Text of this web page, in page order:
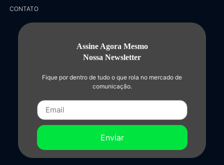
CONTATO
Assine Agora Mesmo
Nossa Newsletter
Fique por dentro de tudo o que rola no mercado de
comunicação.
Enviar